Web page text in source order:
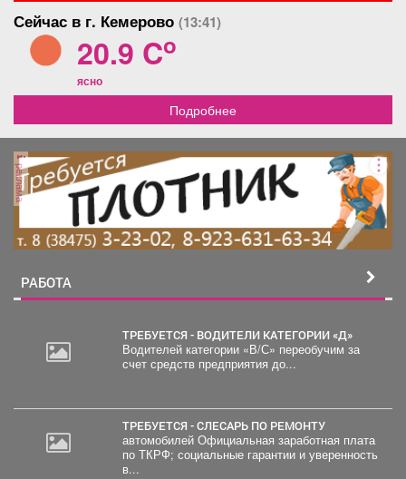
мебелью и техникой.
Остальная мебель
остается по
договоренности. Продажа
от собственника. Уместен
разумный торг.
дозвонились, напишите в
Ватсап.
Сейчас в г. Кемерово (13:41)
20.9 Co
ясно
Подробнее
реклама
РАБОТА
ТРЕБУЕТСЯ - ВОДИТЕЛИ КАТЕГОРИИ «Д»
Водителей категории «В/С» переобучим за
счет средств предприятия до...
ТРЕБУЕТСЯ - СЛЕСАРЬ ПО РЕМОНТУ
автомобилей Официальная заработная плата
по ТКРФ; социальные гарантии и уверенность
в...